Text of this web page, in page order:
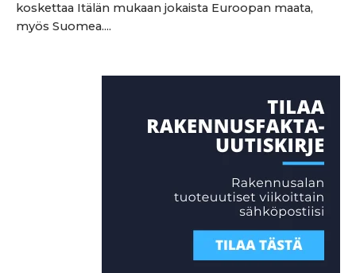
koskettaa Itälän mukaan jokaista Euroopan maata,
myös Suomea....